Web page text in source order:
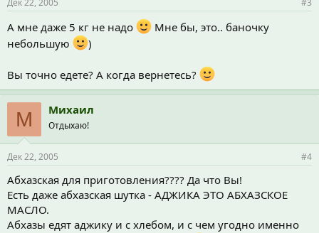
Дек 22, 2005 #3
А мне даже 5 кг не надо
Мне бы, это.. баночку
небольшую
)
Вы точно едете? А когда вернетесь?
М Михаил
Отдыхаю!
Дек 22, 2005 #4
Абхазская для приготовления???? Да что Вы!
Есть даже абхазская шутка - АДЖИКА ЭТО АБХАЗСКОЕ
МАСЛО.
Абхазы едят аджику и с хлебом, и с чем угодно именно